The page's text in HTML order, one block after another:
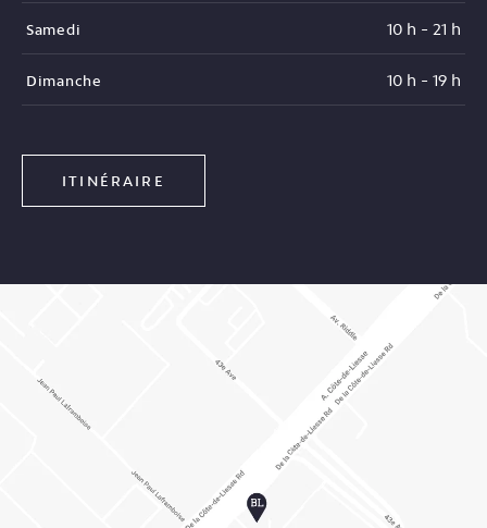
Samedi 10 h - 21 h
Dimanche 10 h - 19 h
ITINÉRAIRE